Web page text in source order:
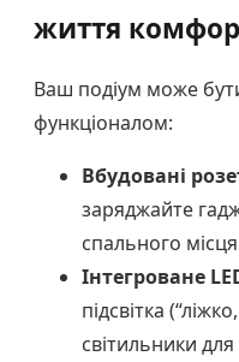
життя
Ваш подіум може
функціоналом:
Вбудовані
заряджайте
спального
Інтегроване
підсвітка
світильники